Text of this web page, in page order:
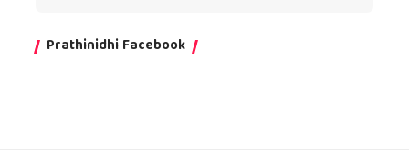
Prathinidhi Facebook